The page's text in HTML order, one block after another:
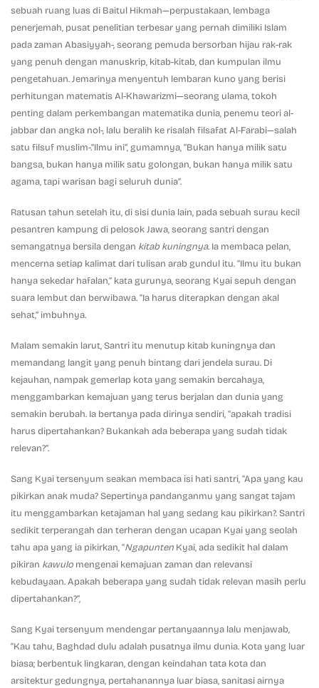
sebuah ruang luas di Baitul Hikmah—perpustakaan, lembaga
penerjemah, pusat penelitian terbesar yang pernah dimiliki Islam
pada zaman Abasiyyah-, seorang pemuda bersorban hijau rak-rak
yang penuh dengan manuskrip, kitab-kitab, dan kumpulan ilmu
pengetahuan. Jemarinya menyentuh lembaran kuno yang berisi
perhitungan matematis Al-Khawarizmi—seorang ulama, tokoh
penting dalam perkembangan matematika dunia, penemu teori al-
jabbar dan angka nol-, lalu beralih ke risalah filsafat Al-Farabi—salah
satu filsuf muslim-.”Ilmu ini”, gumamnya, “Bukan hanya milik satu
bangsa, bukan hanya milik satu golongan, bukan hanya milik satu
agama, tapi warisan bagi seluruh dunia”.
Ratusan tahun setelah itu, di sisi dunia lain, pada sebuah surau kecil
pesantren kampung di pelosok Jawa, seorang santri dengan
semangatnya bersila dengan kitab kuningnya. Ia membaca pelan,
mencerna setiap kalimat dari tulisan arab gundul itu. “Ilmu itu bukan
hanya sekedar hafalan,” kata gurunya, seorang Kyai sepuh dengan
suara lembut dan berwibawa. “Ia harus diterapkan dengan akal
sehat,” imbuhnya.
Malam semakin larut, Santri itu menutup kitab kuningnya dan
memandang langit yang penuh bintang dari jendela surau. Di
kejauhan, nampak gemerlap kota yang semakin bercahaya,
menggambarkan kemajuan yang terus berjalan dan dunia yang
semakin berubah. Ia bertanya pada dirinya sendiri, “apakah tradisi
harus dipertahankan? Bukankah ada beberapa yang sudah tidak
relevan?”.
Sang Kyai tersenyum seakan membaca isi hati santri, “Apa yang kau
pikirkan anak muda? Sepertinya pandanganmu yang sangat tajam
itu menggambarkan ketajaman hal yang sedang kau pikirkan?. Santri
sedikit terperangah dan terheran dengan ucapan Kyai yang seolah
tahu apa yang ia pikirkan, “Ngapunten Kyai, ada sedikit hal dalam
pikiran kawulo mengenai kemajuan zaman dan relevansi
kebudayaan. Apakah beberapa yang sudah tidak relevan masih perlu
dipertahankan?”,
Sang Kyai tersenyum mendengar pertanyaannya lalu menjawab,
“Kau tahu, Baghdad dulu adalah pusatnya ilmu dunia. Kota yang luar
biasa; berbentuk lingkaran, dengan keindahan tata kota dan
arsitektur gedungnya, pertahanannya luar biasa, sanitasi airnya